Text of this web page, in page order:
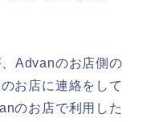
Advanのお店側の
お店に連絡をして
のお店で利用した